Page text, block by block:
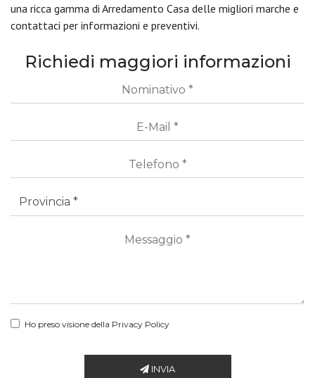
una ricca gamma di Arredamento Casa delle migliori marche e
contattaci per informazioni e preventivi.
Richiedi maggiori informazioni
Ho preso visione della Privacy Policy
INVIA